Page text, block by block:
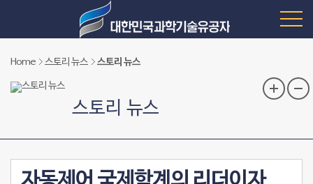
Home 스토리 뉴스 스토리 뉴스
스토리 뉴스